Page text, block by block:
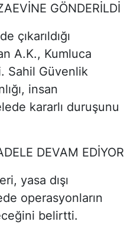
GÖNDERİLDİ
çıkarıldığı
A.K., Kumluca
Sahil Güvenlik
insan
kararlı duruşunu
DEVAM EDİYOR
yasa dışı
operasyonların
belirtti.